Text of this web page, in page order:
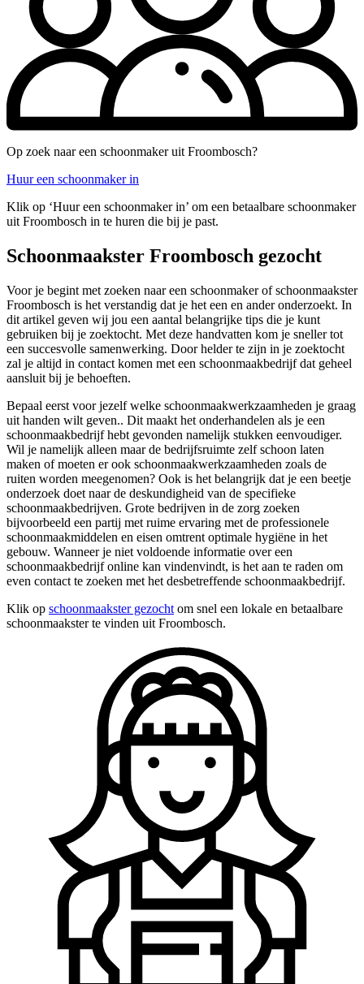
Op zoek naar een schoonmaker uit Froombosch?
Huur een schoonmaker in
Klik op ‘Huur een schoonmaker in’ om een betaalbare schoonmaker
uit Froombosch in te huren die bij je past.
Schoonmaakster Froombosch gezocht
Voor je begint met zoeken naar een schoonmaker of schoonmaakster
Froombosch is het verstandig dat je het een en ander onderzoekt. In
dit artikel geven wij jou een aantal belangrijke tips die je kunt
gebruiken bij je zoektocht. Met deze handvatten kom je sneller tot
een succesvolle samenwerking. Door helder te zijn in je zoektocht
zal je altijd in contact komen met een schoonmaakbedrijf dat geheel
aansluit bij je behoeften.
Bepaal eerst voor jezelf welke schoonmaakwerkzaamheden je graag
uit handen wilt geven.. Dit maakt het onderhandelen als je een
schoonmaakbedrijf hebt gevonden namelijk stukken eenvoudiger.
Wil je namelijk alleen maar de bedrijfsruimte zelf schoon laten
maken of moeten er ook schoonmaakwerkzaamheden zoals de
ruiten worden meegenomen? Ook is het belangrijk dat je een beetje
onderzoek doet naar de deskundigheid van de specifieke
schoonmaakbedrijven. Grote bedrijven in de zorg zoeken
bijvoorbeeld een partij met ruime ervaring met de professionele
schoonmaakmiddelen en eisen omtrent optimale hygiëne in het
gebouw. Wanneer je niet voldoende informatie over een
schoonmaakbedrijf online kan vindenvindt, is het aan te raden om
even contact te zoeken met het desbetreffende schoonmaakbedrijf.
Klik op schoonmaakster gezocht om snel een lokale en betaalbare
schoonmaakster te vinden uit Froombosch.